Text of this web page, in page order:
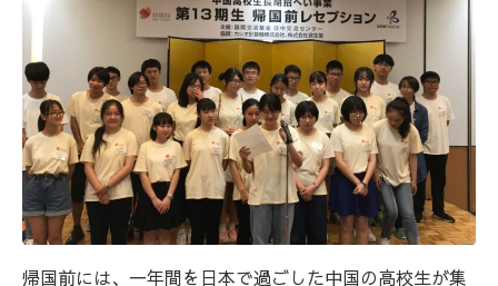
帰国前には、一年間を日本で過ごした中国の高校生が集